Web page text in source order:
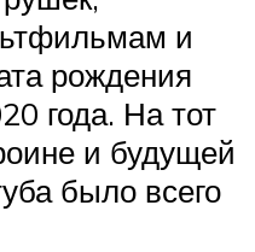
и
рождения
года. На тот
и будущей
было всего